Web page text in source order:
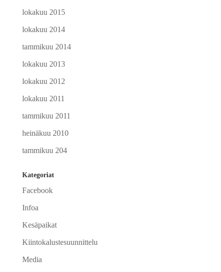
lokakuu 2015
lokakuu 2014
tammikuu 2014
lokakuu 2013
lokakuu 2012
lokakuu 2011
tammikuu 2011
heinäkuu 2010
tammikuu 204
Kategoriat
Facebook
Infoa
Kesäpaikat
Kiintokalustesuunnittelu
Media